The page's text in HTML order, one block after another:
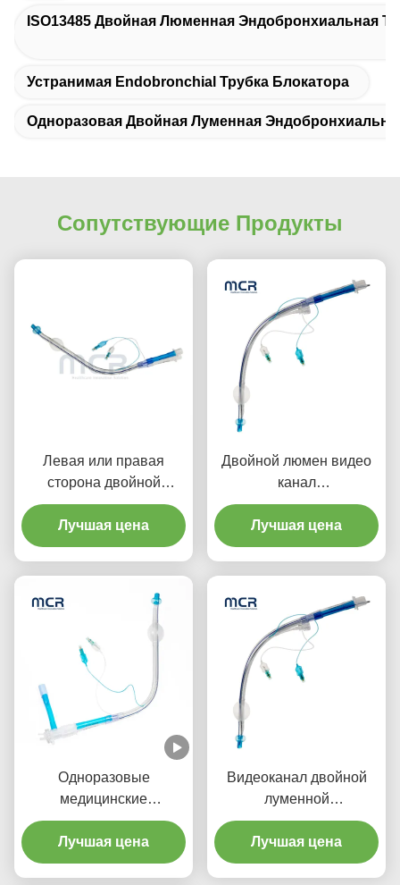
ISO13485 Двойная Люменная Эндобронхиальная
Устранимая Endobronchial Трубка Блокатора
Одноразовая Двойная Луменная
Сопутствующие Продукты
Левая или правая
сторона двойной
луменной
эндобронхиальной
трубы с видеоканалом
Лучшая цена
Двойной люмен видео
канал
эндобронхиальная
трубка визуальная
пероральная ПВХ
Лучшая цена
Одноразовые
медицинские
принадлежности
Двойная луменная
эндотрахеальная трубка
Лучшая цена
Видеоканал двойной
луменной
эндобронхиальной
трубы без камеры
Лучшая цена